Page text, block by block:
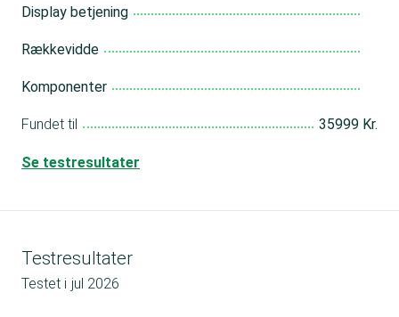
Display betjening
Rækkevidde
Komponenter
Fundet til 35999 Kr.
Se testresultater
Testresultater
Testet i jul 2026